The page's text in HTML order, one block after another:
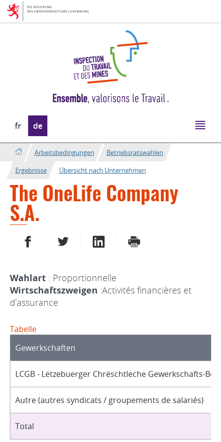
Zur
Navigation
Zum
Inhalt
Sprache
wechseln
fr de
Arbeitsbedingungen
Betriebsratswahlen
Ergebnisse
Übersicht nach Unternehmen
The OneLife Company
S.A.
AUF FACEBOOK TEILENAUF TWITTER TEILENAUF LINKEDIN TEILEN
DRUCKEN
Wahlart : Proportionnelle
Wirtschaftszweigen :Activités financières et
d’assurance
Tabelle
Gewerkschaften
LCGB - Lëtzebuerger Chrëschtleche Gewerkschafts-
Autre (autres syndicats / groupements de salariés)
Total